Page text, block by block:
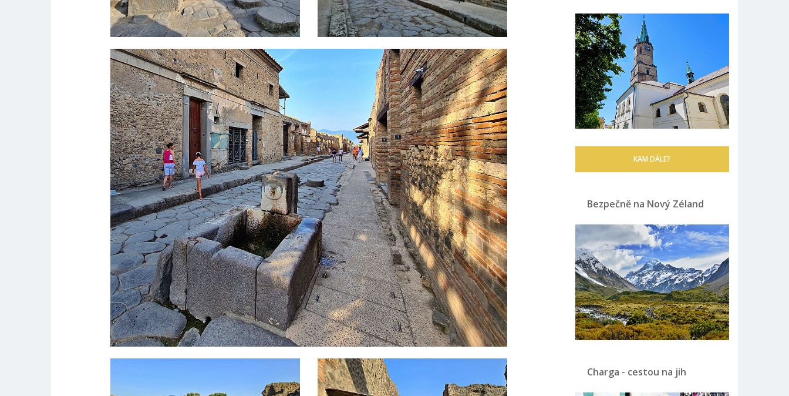
KAM DÁLE?
Bezpečně na Nový Zéland
Charga - cestou na jih